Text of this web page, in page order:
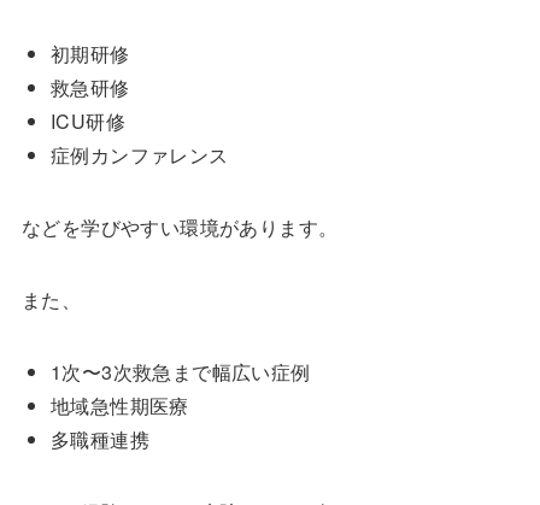
初期研修
救急研修
ICU研修
症例カンファレンス
などを学びやすい環境があります。
また、
1次〜3次救急まで幅広い症例
地域急性期医療
多職種連携